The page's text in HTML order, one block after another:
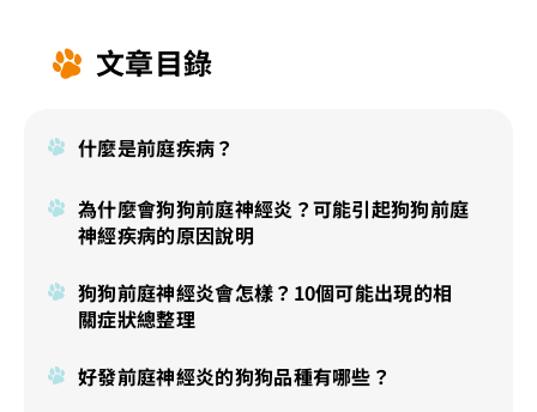
文章目錄
什麼是前庭疾病？
為什麼會狗狗前庭神經炎？可能引起狗狗前庭
神經疾病的原因說明
狗狗前庭神經炎會怎樣？10個可能出現的相
關症狀總整理
好發前庭神經炎的狗狗品種有哪些？